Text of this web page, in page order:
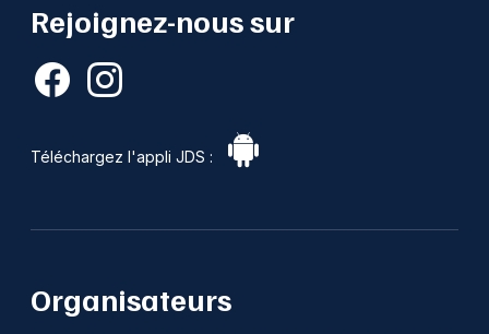
Rejoignez-nous sur
Téléchargez l'appli JDS :
Organisateurs